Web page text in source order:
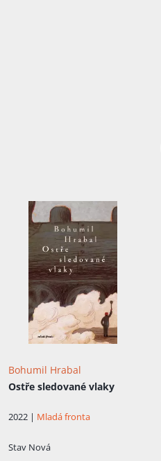
Bohumil Hrabal
Ostře sledované vlaky
2022 | Mladá fronta
Stav Nová